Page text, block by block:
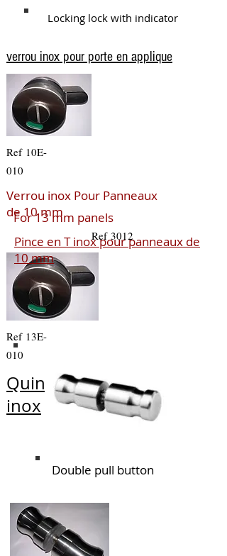
Locking lock with indicator
verrou inox pour porte en applique
Ref 10E-
010
Verrou inox Pour Panneaux
de 10 mm
Ref 3012
Ref 13E-
010
Quincailleries
inox
For 13 mm panels
Pince en T inox pour panneaux de
10 mm
Double pull button